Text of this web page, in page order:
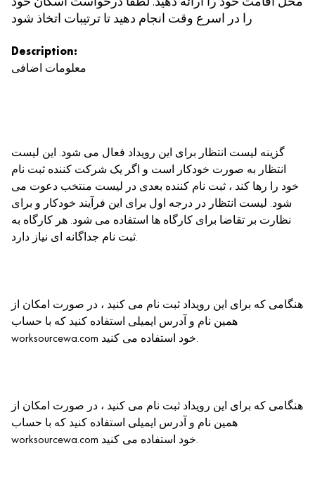
را در اسرع وقت انجام دهید تا ترتیبات اتخاذ شود
Description:
معلومات اضافی
گزینه لیست انتظار برای این رویداد فعال می شود. این لیست
انتظار به صورت خودکار است و اگر یک شرکت کننده ثبت نام
خود را رها کند ، ثبت نام کننده بعدی در لیست منتخب دعوت می
شود. لیست انتظار در درجه اول برای این فرآیند خودکار و برای
نظارت بر تقاضا برای کارگاه ها استفاده می شود. هر کارگاه به
ثبت نام جداگانه ای نیاز دارد.
هنگامی که برای این رویداد ثبت نام می کنید ، در صورت امکان از
همین نام و آدرس ایمیلی استفاده کنید که با حساب
worksourcewa.com خود استفاده می کنید.
هنگامی که برای این رویداد ثبت نام می کنید ، در صورت امکان از
همین نام و آدرس ایمیلی استفاده کنید که با حساب
worksourcewa.com خود استفاده می کنید.